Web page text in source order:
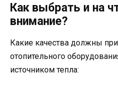
Как выбрать и на
внимание?
Какие качества должны
отопительного
источником тепла: